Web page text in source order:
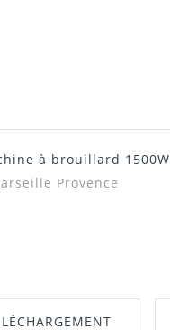
à brouillard 1500W
Provence